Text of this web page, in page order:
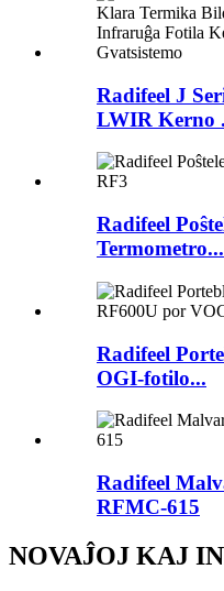
Radifeel J
LWIR Kerno
Radifeel
Termometro...
Radifeel
OGI-fotilo...
Radifeel
RFMC-615
NOVAĴOJ KAJ